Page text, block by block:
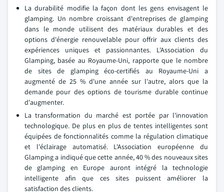
La durabilité modifie la façon dont les gens envisagent le
glamping. Un nombre croissant d'entreprises de glamping
dans le monde utilisent des matériaux durables et des
options d'énergie renouvelable pour offrir aux clients des
expériences uniques et passionnantes. L'Association du
Glamping, basée au Royaume-Uni, rapporte que le nombre
de sites de glamping éco-certifiés au Royaume-Uni a
augmenté de 25 % d'une année sur l'autre, alors que la
demande pour des options de tourisme durable continue
d'augmenter.
La transformation du marché est portée par l'innovation
technologique. De plus en plus de tentes intelligentes sont
équipées de fonctionnalités comme la régulation climatique
et l'éclairage automatisé. L'Association européenne du
Glamping a indiqué que cette année, 40 % des nouveaux sites
de glamping en Europe auront intégré la technologie
intelligente afin que ces sites puissent améliorer la
satisfaction des clients.